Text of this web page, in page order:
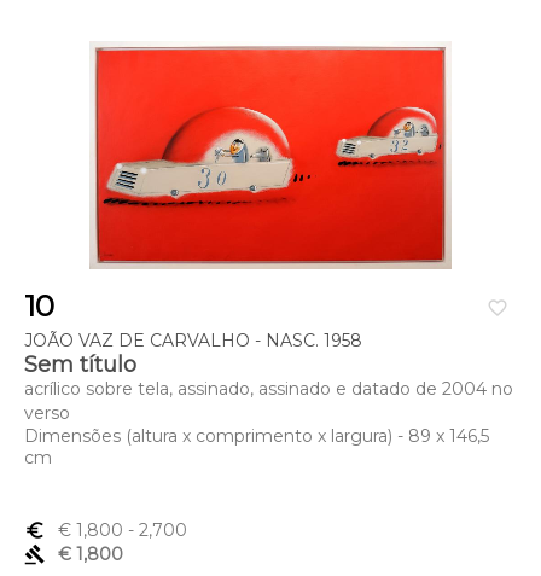
favorite_border
10
JOÃO VAZ DE CARVALHO - NASC. 1958
Sem título
acrílico sobre tela, assinado, assinado e datado de 2004 no
verso
Dimensões (altura x comprimento x largura) - 89 x 146,5
cm
euro_symbol € 1,800 - 2,700
gavel
€ 1,800